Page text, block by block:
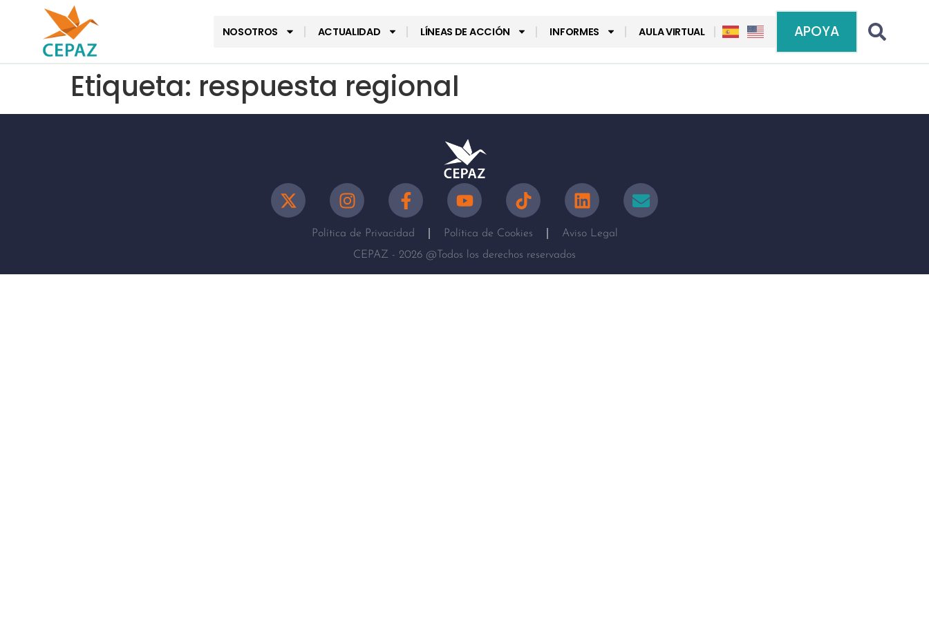
NOSOTROS ACTUALIDAD LÍNEAS DE ACCIÓN INFORMES AULA VIRTUAL APOYA
Etiqueta: respuesta regional
Política de Privacidad Política de Cookies
Aviso Legal
CEPAZ - 2026 @Todos los derechos reservados